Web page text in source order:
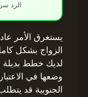
الرد
يستغرق الأمر
الزواج بشكل
لديك خطط بديلة
وضعها في
الجنوبية قد